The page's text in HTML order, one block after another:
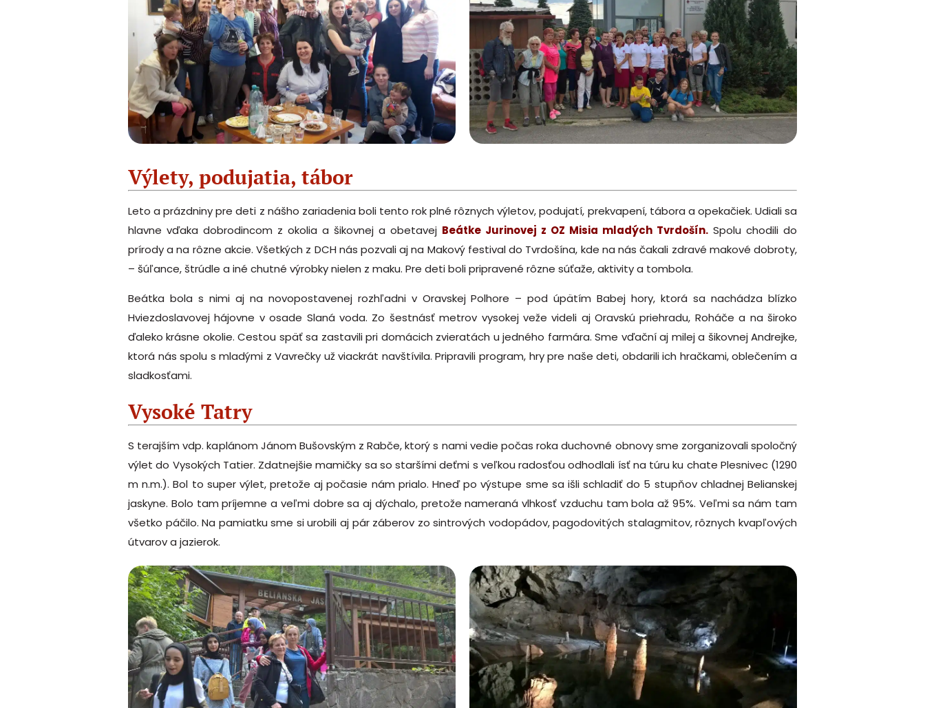
Výlety, podujatia, tábor
Leto a prázdniny pre deti z nášho zariadenia boli tento rok plné rôznych výletov, podujatí, prekvapení, tábora a opekačiek. Udiali sa
hlavne vďaka dobrodincom z okolia a šikovnej a obetavej Beátke Jurinovej z OZ Misia mladých Tvrdošín. Spolu chodili do
prírody a na rôzne akcie. Všetkých z DCH nás pozvali aj na Makový festival do Tvrdošína, kde na nás čakali zdravé makové dobroty,
– šúľance, štrúdle a iné chutné výrobky nielen z maku. Pre deti boli pripravené rôzne súťaže, aktivity a tombola.
Beátka bola s nimi aj na novopostavenej rozhľadni v Oravskej Polhore – pod úpätím Babej hory, ktorá sa nachádza blízko
Hviezdoslavovej hájovne v osade Slaná voda. Zo šestnásť metrov vysokej veže videli aj Oravskú priehradu, Roháče a na široko
ďaleko krásne okolie. Cestou späť sa zastavili pri domácich zvieratách u jedného farmára. Sme vďační aj milej a šikovnej Andrejke,
ktorá nás spolu s mladými z Vavrečky už viackrát navštívila. Pripravili program, hry pre naše deti, obdarili ich hračkami, oblečením a
sladkosťami.
Vysoké Tatry
S terajším vdp. kaplánom Jánom Bušovským z Rabče, ktorý s nami vedie počas roka duchovné obnovy sme zorganizovali spoločný
výlet do Vysokých Tatier. Zdatnejšie mamičky sa so staršími deťmi s veľkou radosťou odhodlali ísť na túru ku chate Plesnivec (1290
m n.m.). Bol to super výlet, pretože aj počasie nám prialo. Hneď po výstupe sme sa išli schladiť do 5 stupňov chladnej Belianskej
jaskyne. Bolo tam príjemne a veľmi dobre sa aj dýchalo, pretože nameraná vlhkosť vzduchu tam bola až 95%. Veľmi sa nám tam
všetko páčilo. Na pamiatku sme si urobili aj pár záberov zo sintrových vodopádov, pagodovitých stalagmitov, rôznych kvapľových
útvarov a jazierok.